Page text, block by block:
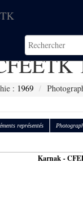
: 1969
représentés